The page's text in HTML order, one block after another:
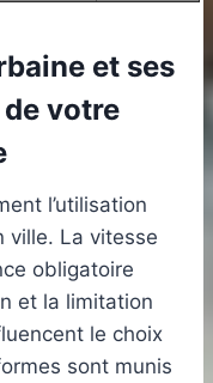
et ses
votre
l’utilisation
ville. La vitesse
obligatoire
et la limitation
le choix
sont munis